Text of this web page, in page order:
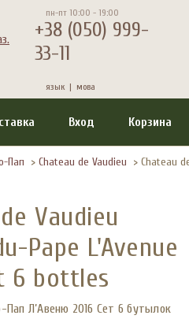
пн-пт 10:00 - 19:00
+38 (050) 999-
33-11
язык | мова
Вход Корзина
Пап > Chateau de Vaudieu > Chateau
Vaudieu
Pape L'Avenue
6 bottles
Л’Авеню 2016 Сет 6 бутылок